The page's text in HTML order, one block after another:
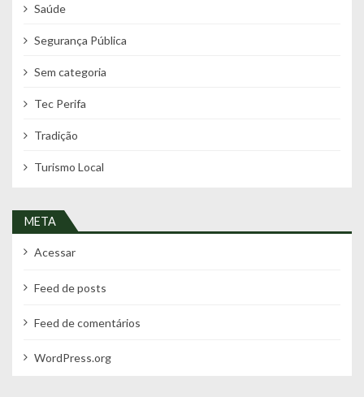
Saúde
Segurança Pública
Sem categoria
Tec Perifa
Tradição
Turismo Local
META
Acessar
Feed de posts
Feed de comentários
WordPress.org